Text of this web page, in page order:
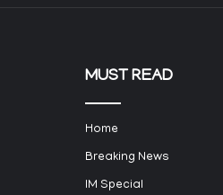
MUST READ
Home
Breaking News
IM Special